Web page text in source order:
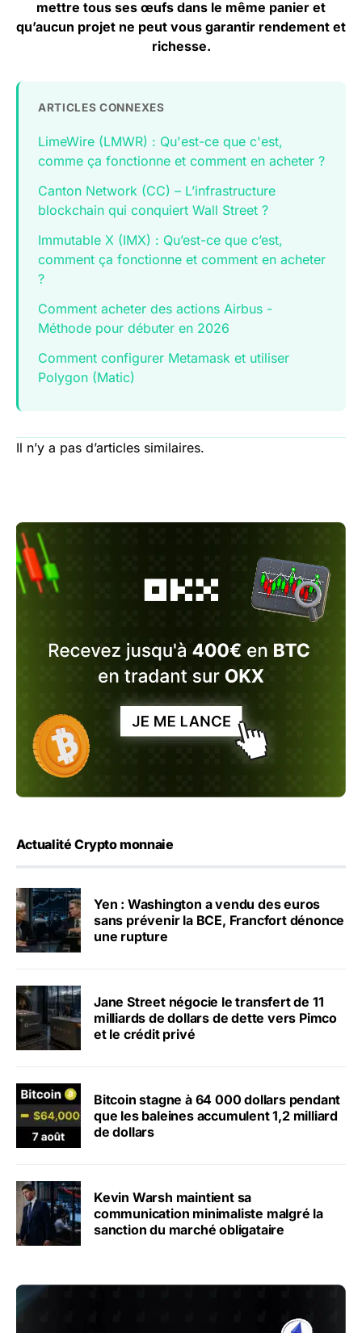
mettre tous ses œufs dans le même panier et
qu’aucun projet ne peut vous garantir rendement et
richesse.
ARTICLES CONNEXES
LimeWire (LMWR) : Qu'est-ce que c'est,
comme ça fonctionne et comment en acheter ?
Canton Network (CC) – L’infrastructure
blockchain qui conquiert Wall Street ?
Immutable X (IMX) : Qu’est-ce que c’est,
comment ça fonctionne et comment en acheter
?
Comment acheter des actions Airbus -
Méthode pour débuter en 2026
Comment configurer Metamask et utiliser
Polygon (Matic)
Il n’y a pas d’articles similaires.
Actualité Crypto monnaie
Yen : Washington a vendu des euros
sans prévenir la BCE, Francfort dénonce
une rupture
Jane Street négocie le transfert de 11
milliards de dollars de dette vers Pimco
et le crédit privé
Bitcoin stagne à 64 000 dollars pendant
que les baleines accumulent 1,2 milliard
de dollars
Kevin Warsh maintient sa
communication minimaliste malgré la
sanction du marché obligataire